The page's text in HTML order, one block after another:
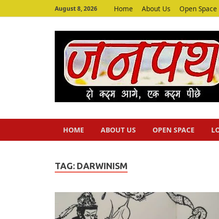
August 8, 2026 Home About Us Open Space
HOME ABOUT US OPEN SPACE
TAG: DARWINISM